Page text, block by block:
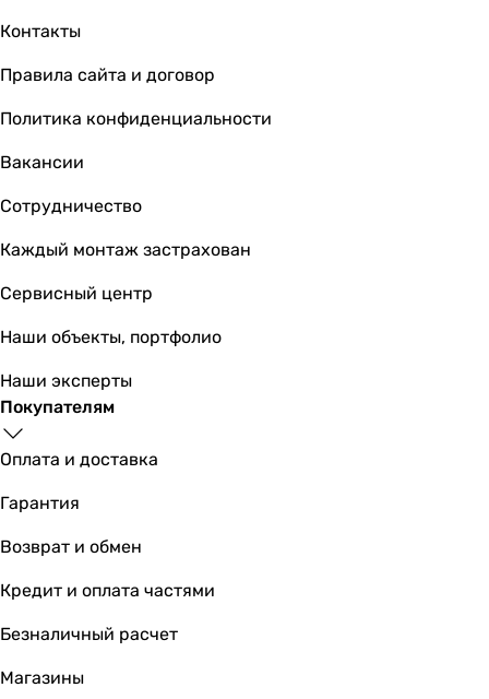
Основные характеристики
Назначение
для фильтра-кувшина
для фильтра-кувшина
для фильтра-кувшина
для фильтра-кувшина
для фильтра-кувшина
для фильтра-кувшина
для фильтра-кувшина
Контакты
Правила сайта и договор
Политика конфиденциальности
Вакансии
Сотрудничество
Каждый монтаж застрахован
Сервисный центр
Наши объекты, портфолио
Наши эксперты
Покупателям
Оплата и доставка
Гарантия
Возврат и обмен
Кредит и оплата частями
Безналичный расчет
Магазины